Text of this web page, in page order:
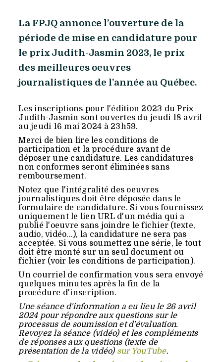
La FPJQ annonce l’ouverture de la
période de mise en candidature pour
le prix Judith-Jasmin 2023, le prix
des meilleures oeuvres
journalistiques de l’année au Québec.
Les inscriptions pour l'édition 2023 du Prix
Judith-Jasmin sont ouvertes du jeudi 18 avril
au jeudi 16 mai 2024 à 23h59.
Merci de bien lire les conditions de
participation et la procédure avant de
déposer une candidature. Les candidatures
non conformes seront éliminées sans
remboursement.
Notez que l'intégralité des oeuvres
journalistiques doit être déposée dans le
formulaire de candidature. Si vous fournissez
uniquement le lien URL d'un média qui a
publié l'oeuvre sans joindre le fichier (texte,
audio, vidéo...), la candidature ne sera pas
acceptée. Si vous soumettez une série, le tout
doit être monté sur un seul document ou
fichier (voir les conditions de participation).
Un courriel de confirmation vous sera envoyé
quelques minutes après la fin de la
procédure d'inscription.
Une séance d'information a eu lieu le 26 avril
2024 pour répondre aux questions sur le
processus de soumission et d'évaluation.
Revoyez la séance (vidéo) et les compléments
de réponses aux questions (texte de
présentation de la vidéo) sur YouTube.